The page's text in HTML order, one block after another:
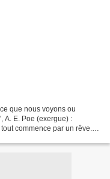
que nous voyons ou
A. E. Poe (exergue) :
commence par un rêve.